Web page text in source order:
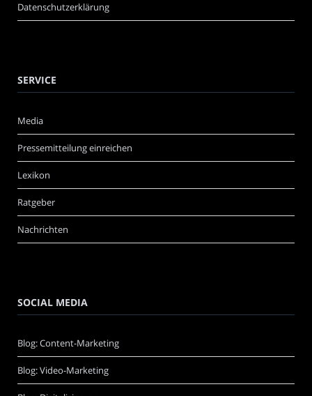
Datenschutzerklärung
SERVICE
Media
Pressemitteilung einreichen
Lexikon
Ratgeber
Nachrichten
SOCIAL MEDIA
Blog: Content-Marketing
Blog: Video-Marketing